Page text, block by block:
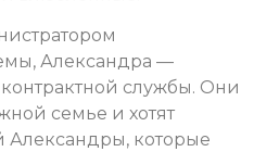
Александра —
службы. Они
семье и хотят
Александры, которые